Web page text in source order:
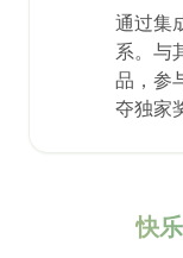
通过集
系。与
品，参
夺独家
快